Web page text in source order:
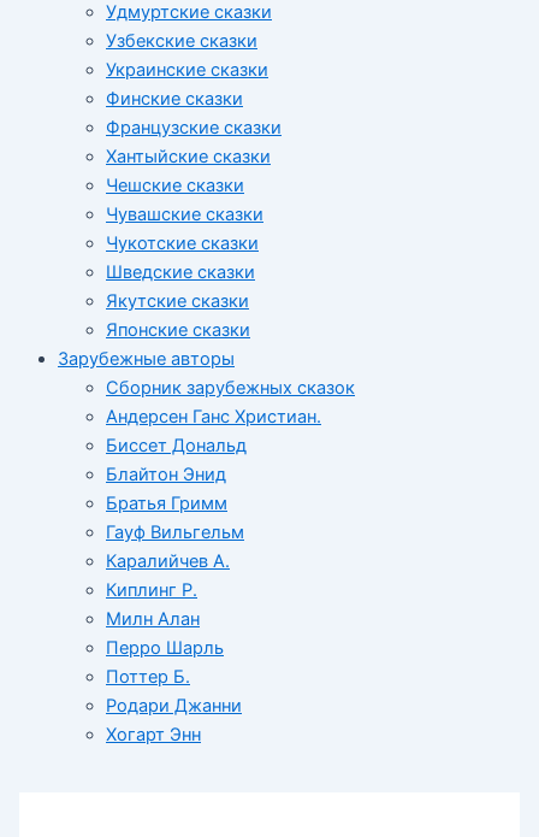
Удмуртские сказки
Узбекские сказки
Украинские сказки
Финские сказки
Французские сказки
Хантыйские сказки
Чешские сказки
Чувашские сказки
Чукотские сказки
Шведские сказки
Якутские сказки
Японские сказки
Зарубежные авторы
Сборник зарубежных сказок
Андерсен Ганс Христиан.
Биссет Дональд
Блайтон Энид
Братья Гримм
Гауф Вильгельм
Каралийчев А.
Киплинг Р.
Милн Алан
Перро Шарль
Поттер Б.
Родари Джанни
Хогарт Энн